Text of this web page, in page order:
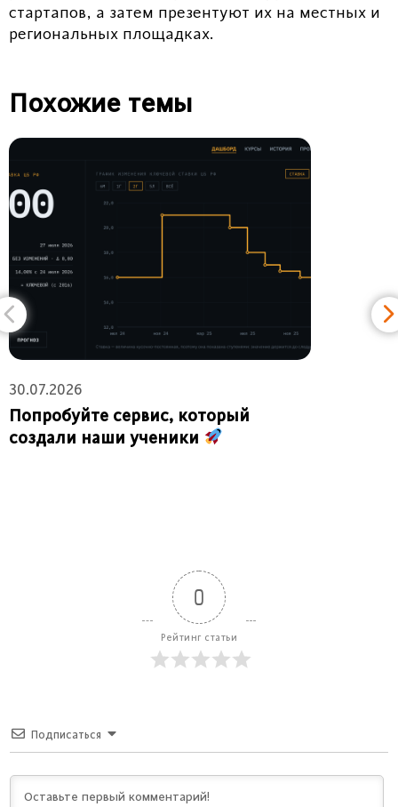
стартапов, а затем презентуют их на местных и
региональных площадках.
Похожие темы
30.07.2026
Попробуйте сервис, который
создали наши ученики
0
Рейтинг статьи
Подписаться